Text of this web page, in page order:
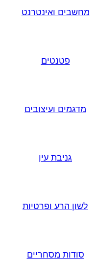
מחשבים ואינטרנט
פטנטים
מדגמים ועיצובים
גניבת עין
לשון הרע ופרטיות
סודות מסחריים